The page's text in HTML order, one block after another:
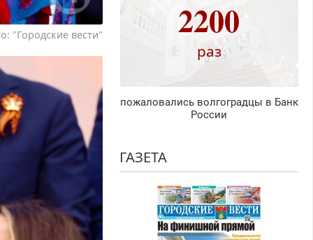
"Городские вести" 2200
раз
пожаловались волгоградцы в Банк
России
ГАЗЕТА